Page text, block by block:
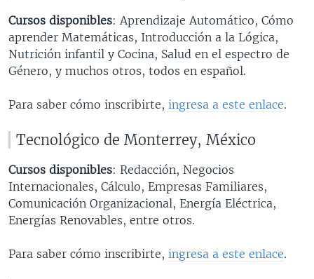
Cursos disponibles: Aprendizaje Automático, Cómo
aprender Matemáticas, Introducción a la Lógica,
Nutrición infantil y Cocina, Salud en el espectro de
Género, y muchos otros, todos en español.
Para saber cómo inscribirte, ingresa a este enlace.
Tecnológico de Monterrey, México
Cursos disponibles: Redacción, Negocios
Internacionales, Cálculo, Empresas Familiares,
Comunicación Organizacional, Energía Eléctrica,
Energías Renovables, entre otros.
Para saber cómo inscribirte, ingresa a este enlace.